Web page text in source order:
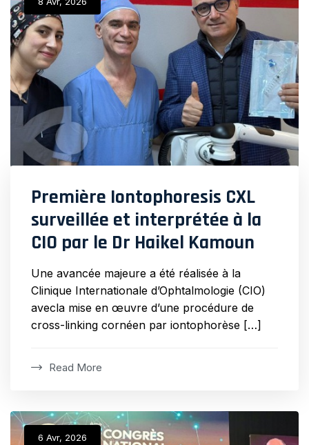
Première Iontophoresis CXL
surveillée et interprétée à la
CIO par le Dr Haikel Kamoun
Une avancée majeure a été réalisée à la
Clinique Internationale d’Ophtalmologie (CIO)
avecla mise en œuvre d’une procédure de
cross-linking cornéen par iontophorèse […]
Read More
6 Avr, 2026